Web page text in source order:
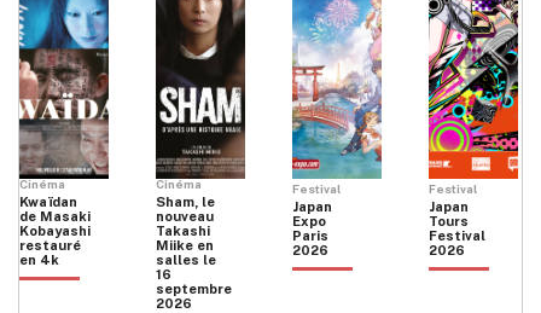
Cinéma
Kwaïdan
de Masaki
Kobayashi
restauré
en 4k
Cinéma
Sham, le
nouveau
Takashi
Miike en
salles le
16
septembre
2026
Festival
Japan
Expo
Paris
2026
Festival
Japan
Tours
Festival
2026